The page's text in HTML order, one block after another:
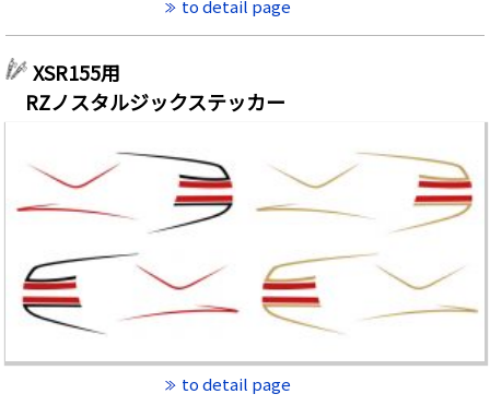
to detail page
XSR155用
RZノスタルジックステッカー
to detail page